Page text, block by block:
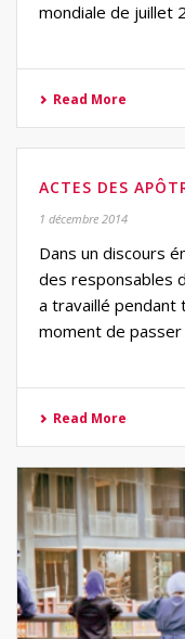
mondiale de juillet
Read More
ACTES DES
1 décembre 2014
Dans un discours
des responsables
a travaillé pendant
moment de passer
Read More